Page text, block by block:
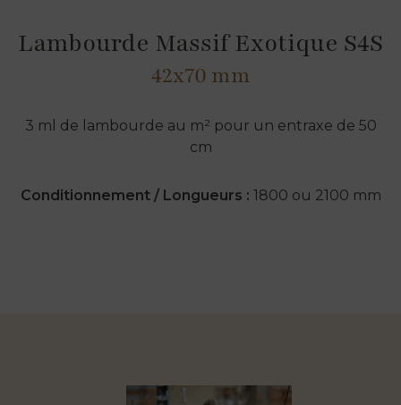
Lambourde Massif Exotique S4S
42x70 mm
3 ml de lambourde au m² pour un entraxe de 50
cm
Conditionnement / Longueurs : 1800 ou 2100 mm